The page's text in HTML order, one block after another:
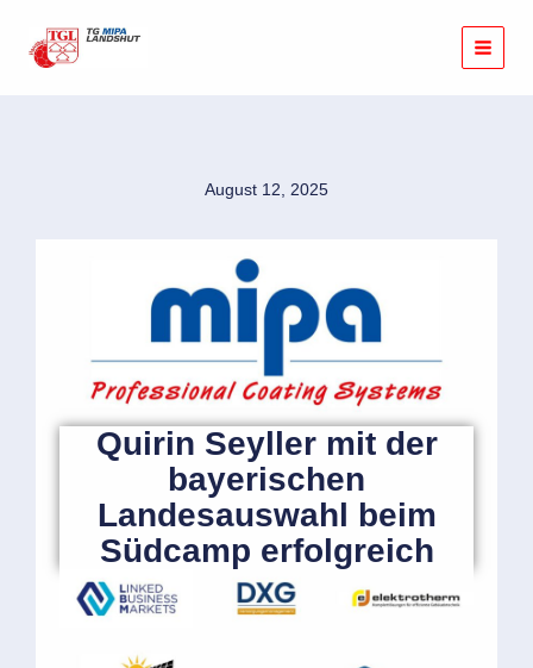
springen
August 12, 2025
Quirin Seyller mit der
bayerischen
Landesauswahl beim
Südcamp erfolgreich